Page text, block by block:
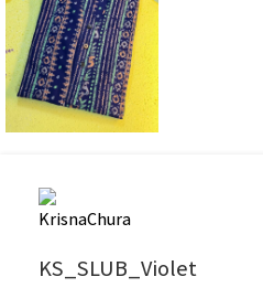
KS_SLUB_Violet